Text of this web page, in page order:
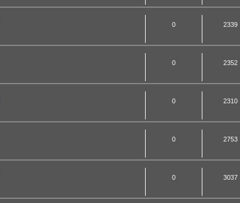
0 2339
0 2352
0 2310
0 2753
0 3037